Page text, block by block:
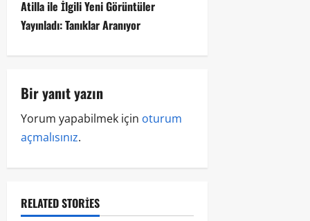
Atilla ile İlgili Yeni Görüntüler
Yayınladı: Tanıklar Aranıyor
Bir yanıt yazın
Yorum yapabilmek için oturum
açmalısınız.
RELATED STORIES